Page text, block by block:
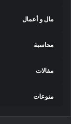
مال و أعمال
محاسبة
مقالات
منوعات